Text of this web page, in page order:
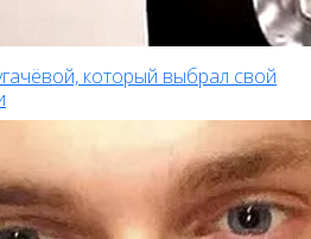
который выбрал свой